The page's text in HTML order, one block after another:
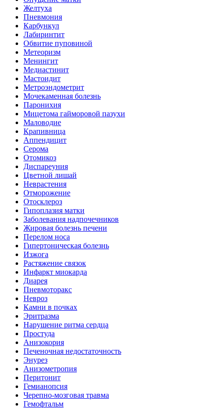
Желтуха
Пневмония
Карбункул
Лабиринтит
Обвитие пуповиной
Метеоризм
Менингит
Медиастинит
Мастоидит
Метроэндометрит
Мочекаменная болезнь
Паронихия
Мицетома гайморовой пазухи
Маловодие
Крапивница
Аппендицит
Серома
Отомикоз
Диспареуния
Цветной лишай
Неврастения
Отморожение
Отосклероз
Гипоплазия матки
Заболевания надпочечников
Жировая болезнь печени
Перелом носа
Гипертоническая болезнь
Изжога
Растяжение связок
Инфаркт миокарда
Диарея
Пневмоторакс
Невроз
Камни в почках
Эритразма
Нарушение ритма сердца
Простуда
Анизокория
Печеночная недостаточность
Энурез
Анизометропия
Перитонит
Гемианопсия
Черепно-мозговая травма
Гемофтальм